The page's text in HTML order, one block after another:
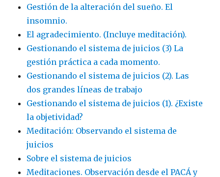
Gestión de la alteración del sueño. El
insomnio.
El agradecimiento. (Incluye meditación).
Gestionando el sistema de juicios (3) La
gestión práctica a cada momento.
Gestionando el sistema de juicios (2). Las
dos grandes líneas de trabajo
Gestionando el sistema de juicios (1). ¿Existe
la objetividad?
Meditación: Observando el sistema de
juicios
Sobre el sistema de juicios
Meditaciones. Observación desde el PACÁ y